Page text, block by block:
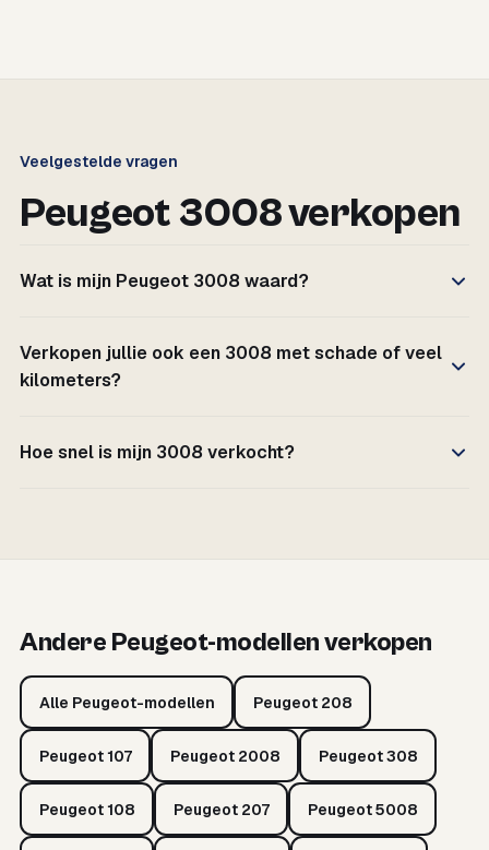
Veelgestelde vragen
Peugeot 3008 verkopen
Wat is mijn Peugeot 3008 waard?
Verkopen jullie ook een 3008 met schade of veel
kilometers?
Hoe snel is mijn 3008 verkocht?
Andere Peugeot-modellen verkopen
Alle Peugeot-modellen Peugeot 208
Peugeot 107 Peugeot 2008 Peugeot 308
Peugeot 108 Peugeot 207 Peugeot 5008